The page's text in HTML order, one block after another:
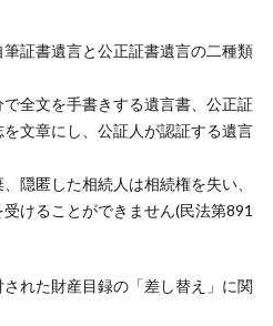
証書遺言と公正証書遺言の二種類
全文を手書きする遺言書、公正証
文章にし、公証人が認証する遺言
隠匿した相続人は相続権を失い、
けることができません(民法第891
れた財産目録の「差し替え」に関